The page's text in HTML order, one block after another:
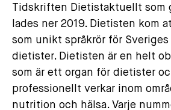
Tidskriften Dietistaktuellt som
lades ner 2019. Dietisten kom
som unikt språkrör för
dietister. Dietisten är en helt
som är ett organ för dietister
professionellt verkar inom
nutrition och hälsa. Varje